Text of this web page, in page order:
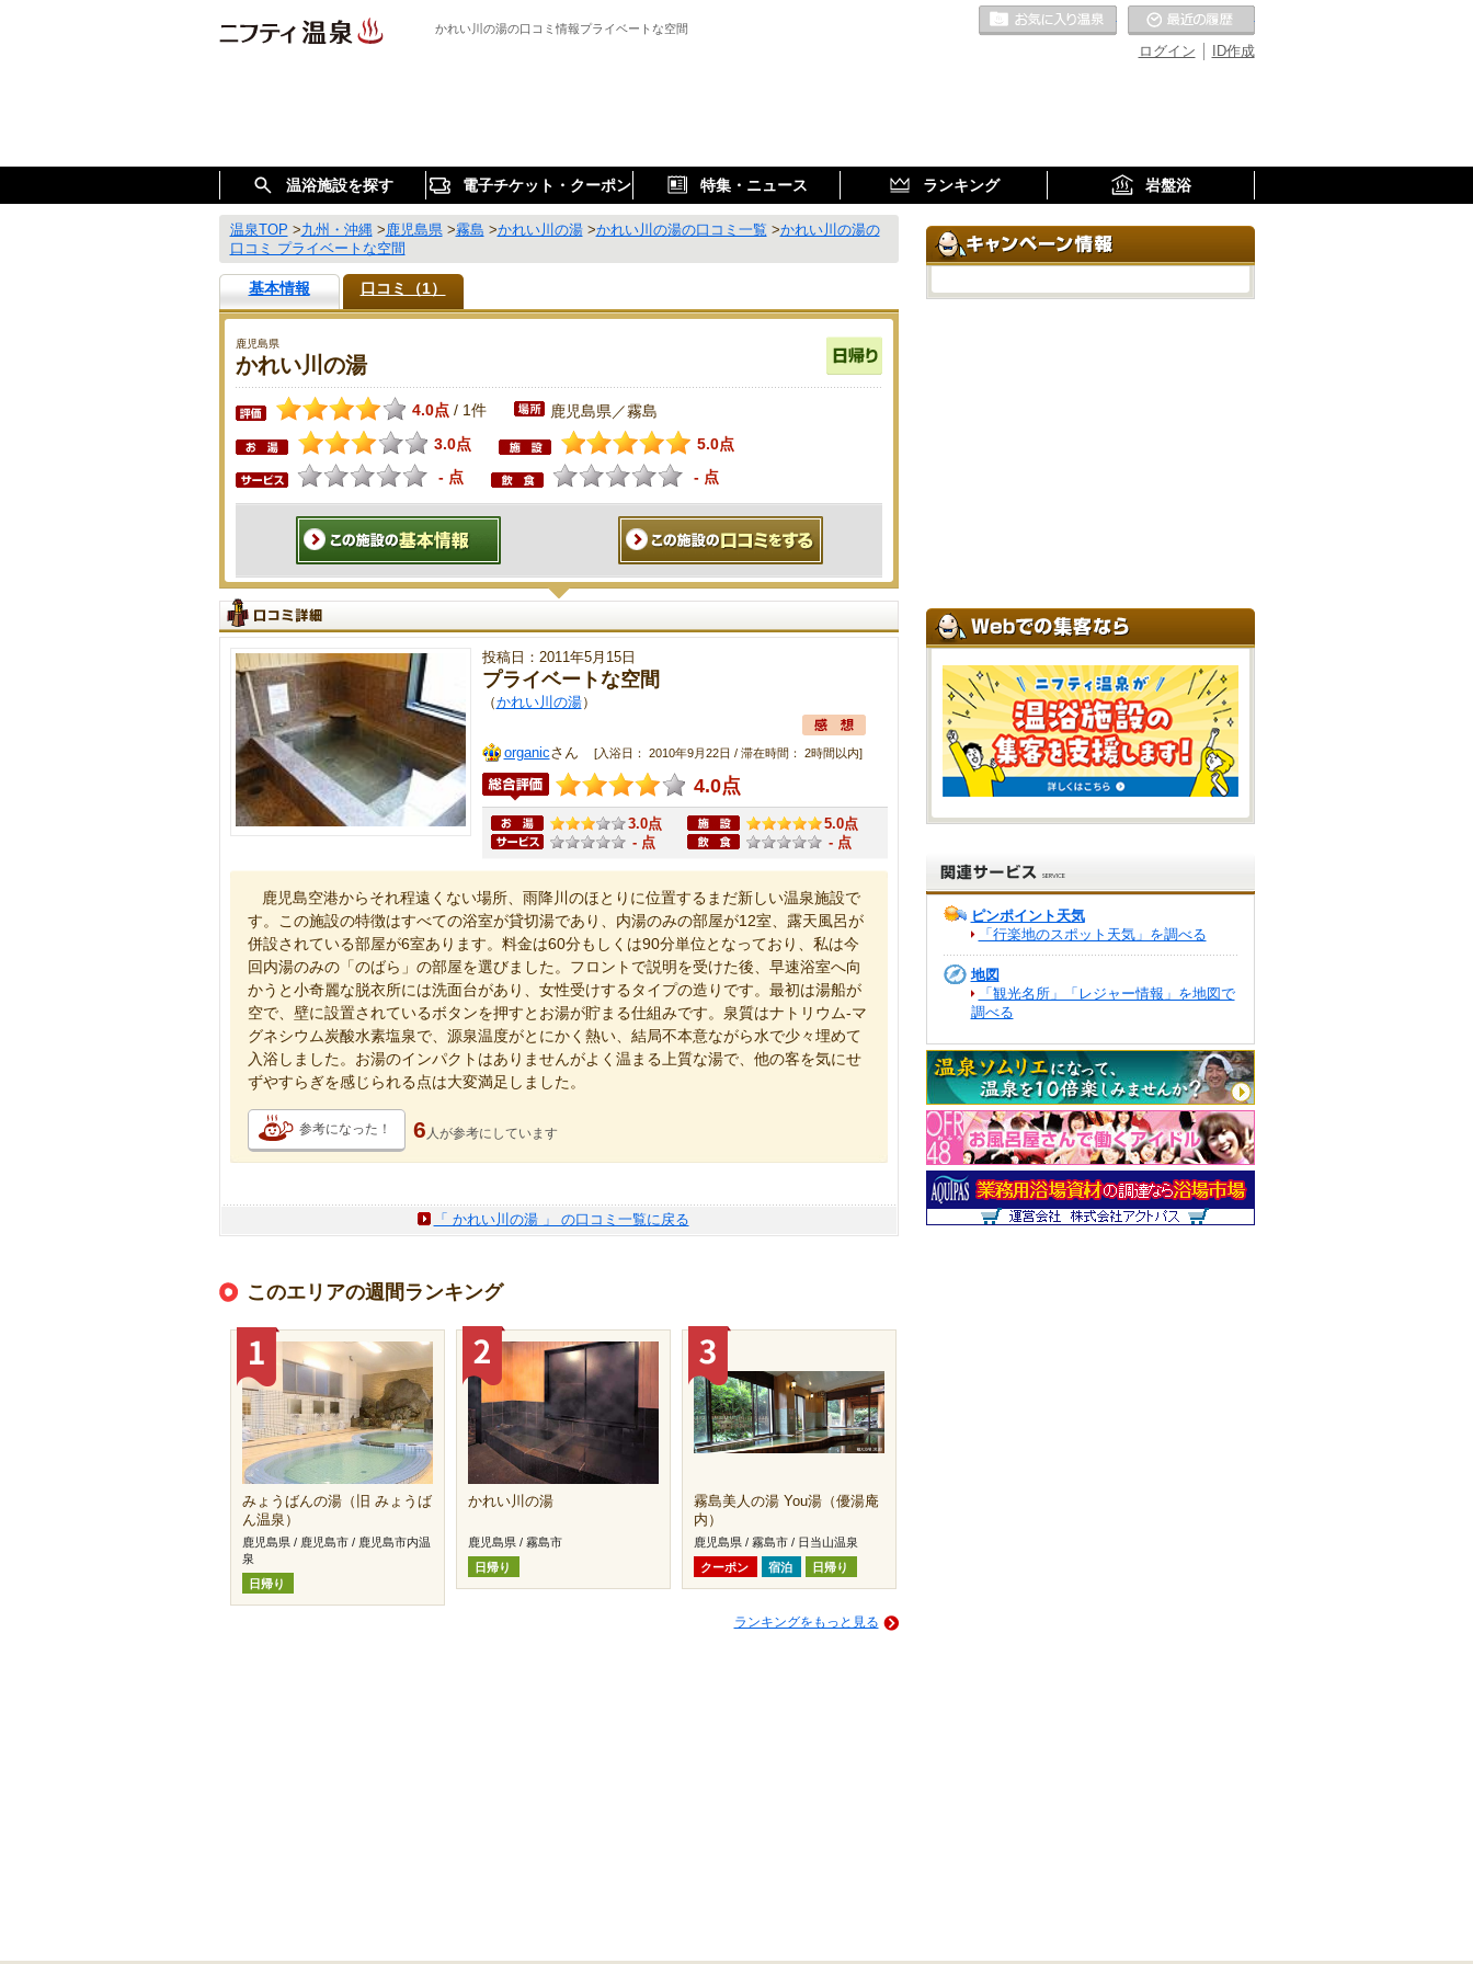
かれい川の湯の口コミ情報プライベートな空間
ID作成
ログイン
お気に入りの温泉
温浴施設を探す 電子チケット・クーポン 特集・ニュース ランキング 岩盤浴
温泉TOP >九州・沖縄>鹿児島県>霧島 >かれい川の湯>かれい川の湯の口コミ一覧 >かれい川の湯の
口コミ プライベートな空間
基本情報 口コミ（1）
鹿児島県
かれい川の湯
4.0点 / 1件 鹿児島県／霧島
3.0点
5.0点
- 点
- 点
投稿日：2011年5月15日
プライベートな空間
（かれい川の湯）
organicさん [入浴日： 2010年9月22日 / 滞在時間： 2時間以内]
4.0点
3.0点
5.0点
- 点
- 点
鹿児島空港からそれ程遠くない場所、雨降川のほとりに位置するまだ新しい温泉施設で
す。この施設の特徴はすべての浴室が貸切湯であり、内湯のみの部屋が12室、露天風呂が
併設されている部屋が6室あります。料金は60分もしくは90分単位となっており、私は今
回内湯のみの「のばら」の部屋を選びました。フロントで説明を受けた後、早速浴室へ向
かうと小奇麗な脱衣所には洗面台があり、女性受けするタイプの造りです。最初は湯船が
空で、壁に設置されているボタンを押すとお湯が貯まる仕組みです。泉質はナトリウム-マ
グネシウム炭酸水素塩泉で、源泉温度がとにかく熱い、結局不本意ながら水で少々埋めて
入浴しました。お湯のインパクトはありませんがよく温まる上質な湯で、他の客を気にせ
ずやすらぎを感じられる点は大変満足しました。
参考になった！ 6 人が参考にしています
「 かれい川の湯 」 の口コミ一覧に戻る
このエリアの週間ランキング
みょうばんの湯（旧 みょうば
ん温泉）
鹿児島県 / 鹿児島市 / 鹿児島市内温
泉
日帰り
かれい川の湯
鹿児島県 / 霧島市
日帰り
霧島美人の湯 You湯（優湯庵
内）
鹿児島県 / 霧島市 / 日当山温泉
クーポン
宿泊 日帰り
ランキングをもっと見る
ピンポイント天気
「行楽地のスポット天気」を調べる
地図
「観光名所」「レジャー情報」を地図で
調べる